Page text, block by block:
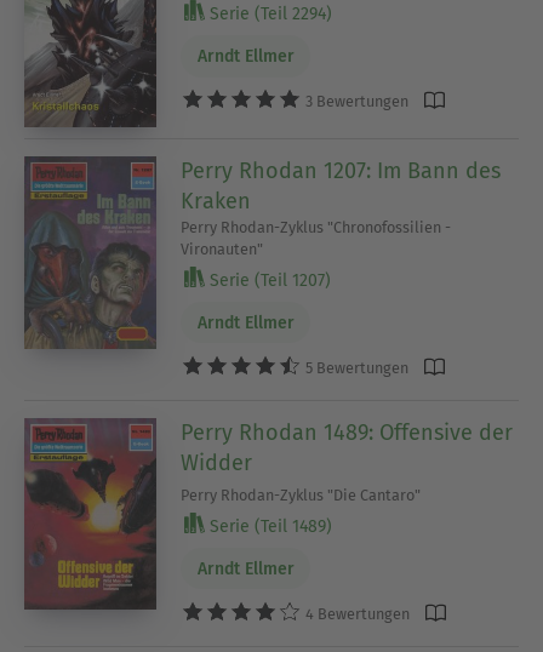
Serie (Teil 2294)
Arndt Ellmer
3 Bewertungen
Perry Rhodan 1207: Im Bann des
Kraken
Perry Rhodan-Zyklus "Chronofossilien -
Vironauten"
Serie (Teil 1207)
Arndt Ellmer
5 Bewertungen
Perry Rhodan 1489: Offensive der
Widder
Perry Rhodan-Zyklus "Die Cantaro"
Serie (Teil 1489)
Arndt Ellmer
4 Bewertungen